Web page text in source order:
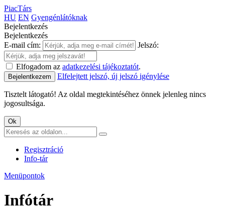
PiacTárs
HU EN Gyengénlátóknak
Bejelentkezés
Bejelentkezés
E-mail cím:
Jelszó:
Elfogadom az adatkezelési tájékoztatót.
Bejelentkezem Elfelejtett jelszó, új jelszó igénylése
Tisztelt látogató! Az oldal megtekintéséhez önnek jelenleg nincs
jogosultsága.
Ok
Regisztráció
Info-tár
Menüpontok
Infótár